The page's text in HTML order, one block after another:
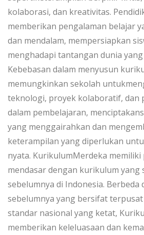
kolaborasi, dan kreativitas.
memberikan pengalaman belajar
dan mendalam, mempersiapkan
menghadapi tantangan dunia
Kebebasan dalam menyusun
memungkinkan sekolah
teknologi, proyek kolaboratif, dan
dalam pembelajaran,
yang menggairahkan dan
keterampilan yang diperlukan
nyata. KurikulumMerdeka memiliki
mendasar dengan kurikulum yang
sebelumnya di Indonesia.
sebelumnya yang bersifat
standar nasional yang ketat,
memberikan keleluasaan dan